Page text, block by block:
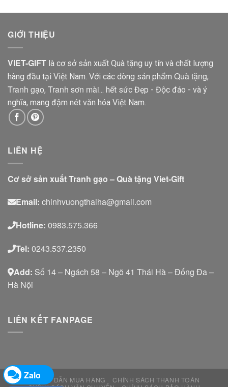
GIỚI THIỆU
VIET-GIFT là cơ sở sản xuất Quà tặng uy tín và chất lượng
hàng đầu tại Việt Nam. Với các dòng sản phẩm Quà tặng,
Tranh gạo, Tranh sơn mài... hết sức Đẹp - Độc đáo - và ý
nghĩa, mang đậm nét văn hóa Việt Nam.
LIÊN HỆ
Cơ sở sản xuất Tranh gạo – Quà tặng Viet-Gift
Email: chinhvuongthaiha@gmail.com
Hotline: 0983.575.366
Tel: 0243.537.2350
Add: Số 14 – Ngách 58 – Ngõ 41 Thái Hà – Đống Đa –
Hà Nội
LIÊN KẾT FANPAGE
HƯỚNG DẪN MUA HÀNG
CHÍNH SÁCH THANH TOÁN
Zalo